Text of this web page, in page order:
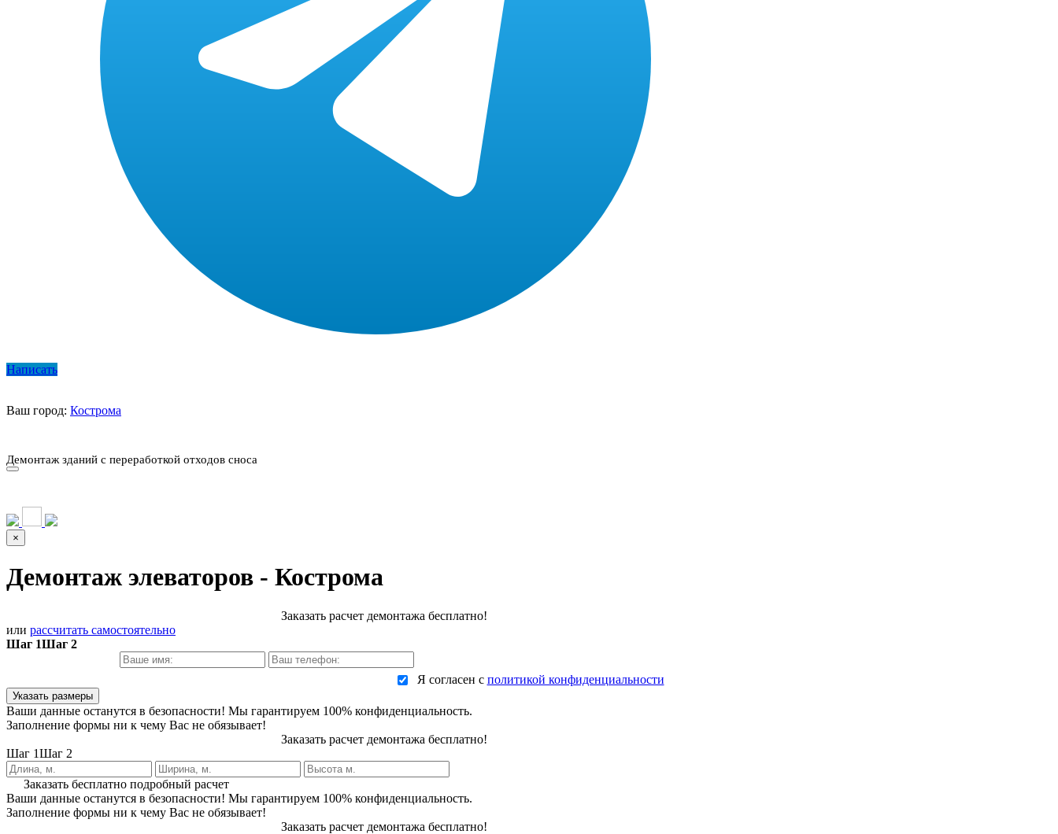
Написать
Ваш город: Кострома
Демонтаж зданий с переработкой отходов сноса
×
Демонтаж элеваторов - Кострома
Заказать расчет демонтажа бесплатно!
или рассчитать самостоятельно
Шаг 1Шаг 2
Я согласен с политикой конфиденциальности
Указать размеры
Ваши данные останутся в безопасности! Мы гарантируем 100% конфиденциальность.
Заполнение формы ни к чему Вас не обязывает!
Заказать расчет демонтажа бесплатно!
Шаг 1Шаг 2
Заказать бесплатно подробный расчет
Ваши данные останутся в безопасности! Мы гарантируем 100% конфиденциальность.
Заполнение формы ни к чему Вас не обязывает!
Заказать расчет демонтажа бесплатно!